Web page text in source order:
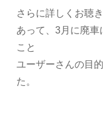
さらに詳しくお聴
あって、3月に廃
こと
ユーザーさんの目
た。